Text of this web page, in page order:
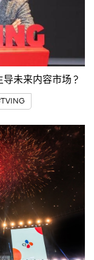
未来内容市场？